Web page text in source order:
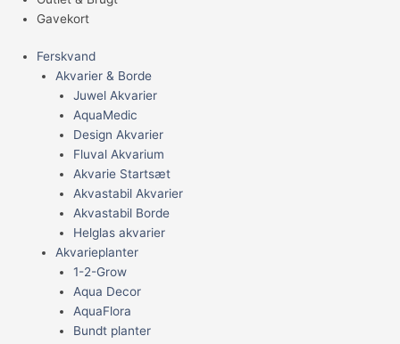
Gavekort
Ferskvand
Akvarier & Borde
Juwel Akvarier
AquaMedic
Design Akvarier
Fluval Akvarium
Akvarie Startsæt
Akvastabil Akvarier
Akvastabil Borde
Helglas akvarier
Akvarieplanter
1-2-Grow
Aqua Decor
AquaFlora
Bundt planter